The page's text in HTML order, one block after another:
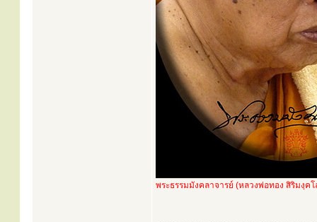
พระธรรมมังคลาจารย์ (หลวงพ่อทอง สิริมงฺคโ